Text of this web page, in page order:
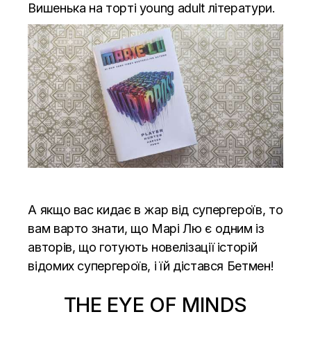
Вишенька на торті young adult літератури.
А якщо вас кидає в жар від супергероїв, то
вам варто знати, що Марі Лю є одним із
авторів, що готують новелізації історій
відомих супергероїв, і їй дістався Бетмен!
THE EYE OF MINDS